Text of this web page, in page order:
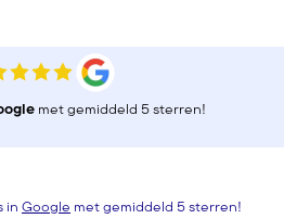
met gemiddeld 5 sterren!
in Google met gemiddeld 5 sterren!